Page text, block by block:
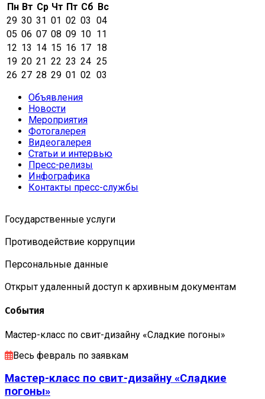
Пн Вт Ср Чт Пт Сб Вс
29 30 31 01 02 03 04
05 06 07 08 09 10 11
12 13 14 15 16 17 18
19 20 21 22 23 24 25
26 27 28 29 01 02 03
Объявления
Новости
Мероприятия
Фотогалерея
Видеогалерея
Статьи и интервью
Пресс-релизы
Инфографика
Контакты пресс-службы
Государственные услуги
Противодействие коррупции
Персональные данные
Открыт удаленный доступ к архивным документам
События
Мастер-класс по свит-дизайну «Сладкие погоны»
Весь февраль по заявкам
Мастер-класс по свит-дизайну «Сладкие
погоны»